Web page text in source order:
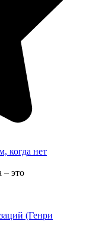
когда нет
это
(Генри